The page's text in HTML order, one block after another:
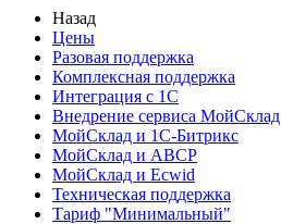
Назад
Цены
Разовая поддержка
Комплексная поддержка
Интеграция с 1С
Внедрение сервиса МойСклад
МойСклад и 1С-Битрикс
МойСклад и ABCP
МойСклад и Ecwid
Техническая поддержка
Тариф "Минимальный"